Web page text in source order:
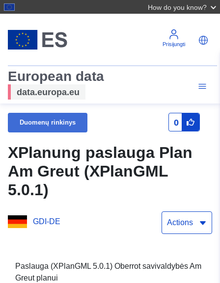
How do you know?
Prisijungti
European data
data.europa.eu
Duomenų rinkinys 0
XPlanung paslauga Plan
Am Greut (XPlanGML
5.0.1)
GDI-DE Actions
Paslauga (XPlanGML 5.0.1) Oberrot savivaldybės Am
Greut planui